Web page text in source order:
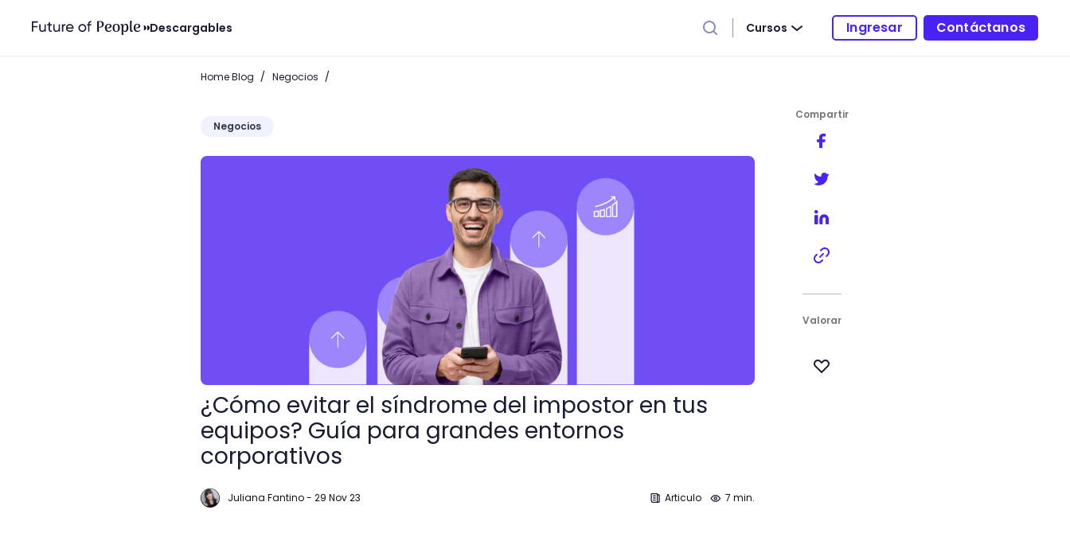
Descargables Cursos Ingresar Contáctanos
Home Blog / Negocios /
Negocios
¿Cómo evitar el síndrome del impostor en tus equipos? Guía para grandes entornos corporativos
¿Cómo evitar el síndrome del impostor en tus
equipos? Guía para grandes entornos
corporativos
Juliana Fantino- 29 Nov 23 Articulo 7 min.
Compartir
Valorar